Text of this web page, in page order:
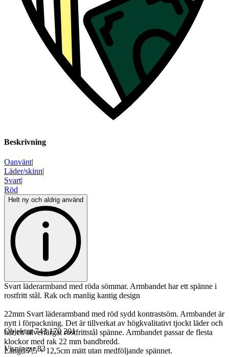
Beskrivning
Oanvänt|
Läder/skinn|
Svart|
Röd
Helt ny och aldrig använd
Svart läderarmband med röda sömmar. Armbandet har ett spänne i
rostfritt stål. Rak och manlig kantig design
22mm Svart läderarmband med röd sydd kontrastsöm. Armbandet är
nytt i förpackning. Det är tillverkat av högkvalitativt tjockt läder och
har ett silverfärgat rostfrittstål spänne. Armbandet passar de flesta
klockor med rak 22 mm bandbredd.
Längd 7,5 + 12,5cm mätt utan medföljande spännet.
Objektnr 743 170 201
Visningar 83